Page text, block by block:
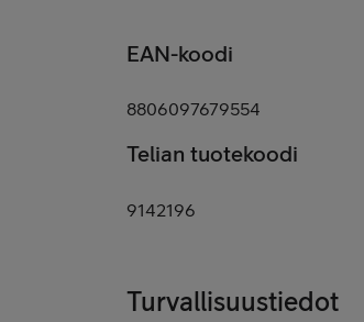
EAN-koodi
8806097679554
Telian tuotekoodi
9142196
Turvallisuustiedot